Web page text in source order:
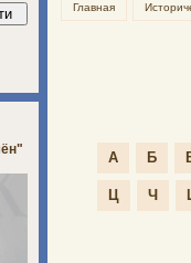
Главная
А Б
Ц Ч